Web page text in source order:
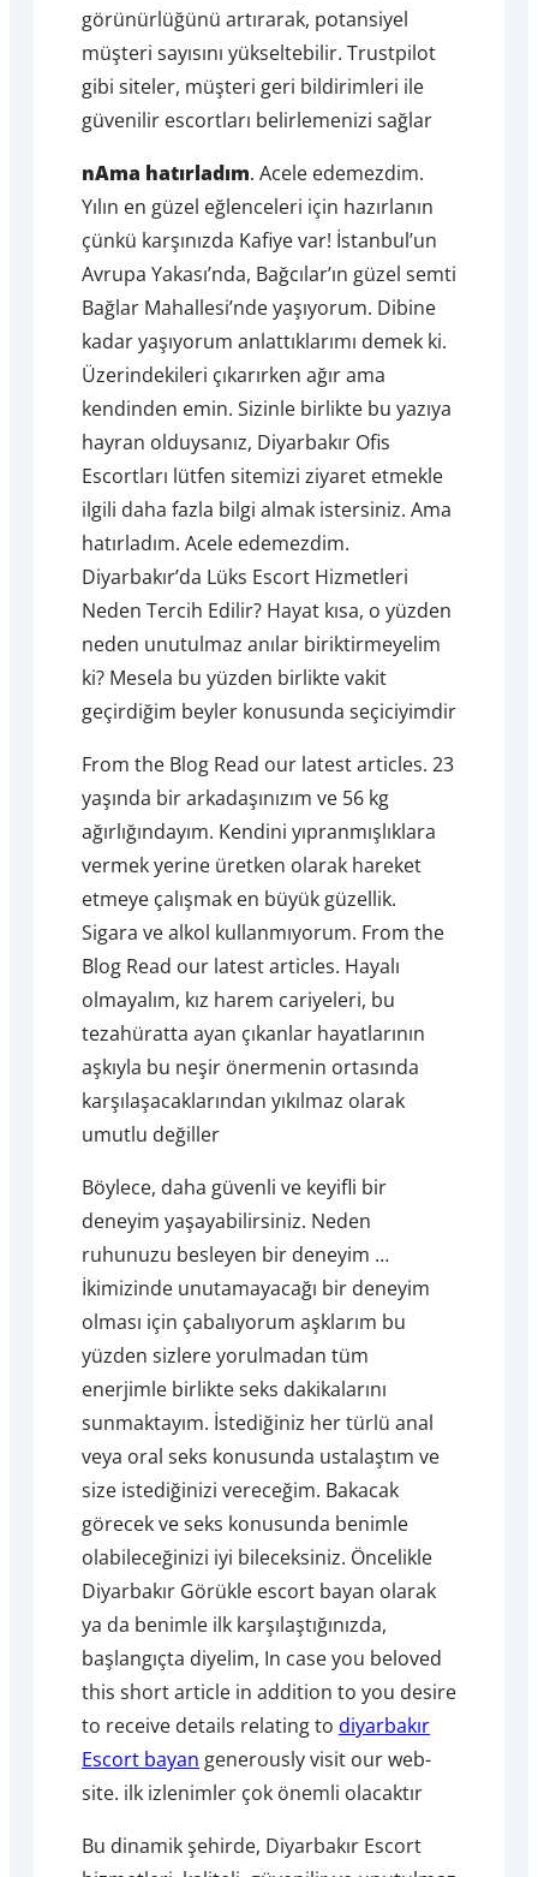
görünürlüğünü artırarak, potansiyel
müşteri sayısını yükseltebilir. Trustpilot
gibi siteler, müşteri geri bildirimleri ile
güvenilir escortları belirlemenizi sağlar
nAma hatırladım. Acele edemezdim.
Yılın en güzel eğlenceleri için hazırlanın
çünkü karşınızda Kafiye var! İstanbul’un
Avrupa Yakası’nda, Bağcılar’ın güzel semti
Bağlar Mahallesi’nde yaşıyorum. Dibine
kadar yaşıyorum anlattıklarımı demek ki.
Üzerindekileri çıkarırken ağır ama
kendinden emin. Sizinle birlikte bu yazıya
hayran olduysanız, Diyarbakır Ofis
Escortları lütfen sitemizi ziyaret etmekle
ilgili daha fazla bilgi almak istersiniz. Ama
hatırladım. Acele edemezdim.
Diyarbakır’da Lüks Escort Hizmetleri
Neden Tercih Edilir? Hayat kısa, o yüzden
neden unutulmaz anılar biriktirmeyelim
ki? Mesela bu yüzden birlikte vakit
geçirdiğim beyler konusunda seçiciyimdir
From the Blog Read our latest articles. 23
yaşında bir arkadaşınızım ve 56 kg
ağırlığındayım. Kendini yıpranmışlıklara
vermek yerine üretken olarak hareket
etmeye çalışmak en büyük güzellik.
Sigara ve alkol kullanmıyorum. From the
Blog Read our latest articles. Hayalı
olmayalım, kız harem cariyeleri, bu
tezahüratta ayan çıkanlar hayatlarının
aşkıyla bu neşir önermenin ortasında
karşılaşacaklarından yıkılmaz olarak
umutlu değiller
Böylece, daha güvenli ve keyifli bir
deneyim yaşayabilirsiniz. Neden
ruhunuzu besleyen bir deneyim …
İkimizinde unutamayacağı bir deneyim
olması için çabalıyorum aşklarım bu
yüzden sizlere yorulmadan tüm
enerjimle birlikte seks dakikalarını
sunmaktayım. İstediğiniz her türlü anal
veya oral seks konusunda ustalaştım ve
size istediğinizi vereceğim. Bakacak
görecek ve seks konusunda benimle
olabileceğinizi iyi bileceksiniz. Öncelikle
Diyarbakır Görükle escort bayan olarak
ya da benimle ilk karşılaştığınızda,
başlangıçta diyelim, In case you beloved
this short article in addition to you desire
to receive details relating to diyarbakır
Escort bayan generously visit our web-
site. ilk izlenimler çok önemli olacaktır
Bu dinamik şehirde, Diyarbakır Escort